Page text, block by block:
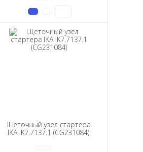
Щеточный узел стартера
IKA IK7.7137.1 (CG231084)